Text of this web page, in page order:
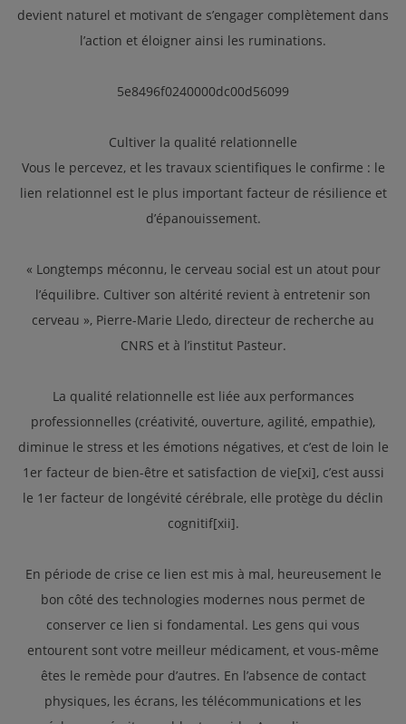
devient naturel et motivant de s’engager complètement dans
l’action et éloigner ainsi les ruminations.
5e8496f0240000dc00d56099
Cultiver la qualité relationnelle
Vous le percevez, et les travaux scientifiques le confirme : le
lien relationnel est le plus important facteur de résilience et
d’épanouissement.
« Longtemps méconnu, le cerveau social est un atout pour
l’équilibre. Cultiver son altérité revient à entretenir son
cerveau », Pierre-Marie Lledo, directeur de recherche au
CNRS et à l’institut Pasteur.
La qualité relationnelle est liée aux performances
professionnelles (créativité, ouverture, agilité, empathie),
diminue le stress et les émotions négatives, et c’est de loin le
1er facteur de bien-être et satisfaction de vie[xi], c’est aussi
le 1er facteur de longévité cérébrale, elle protège du déclin
cognitif[xii].
En période de crise ce lien est mis à mal, heureusement le
bon côté des technologies modernes nous permet de
conserver ce lien si fondamental. Les gens qui vous
entourent sont votre meilleur médicament, et vous-même
êtes le remède pour d’autres. En l’absence de contact
physiques, les écrans, les télécommunications et les